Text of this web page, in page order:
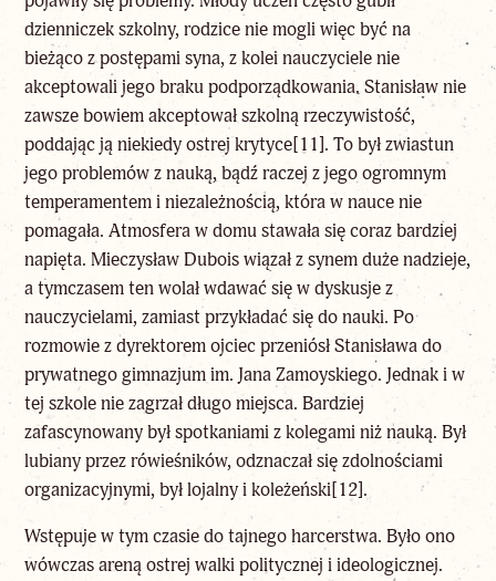
dzienniczek szkolny, rodzice nie mogli więc być na
bieżąco z postępami syna, z kolei nauczyciele nie
akceptowali jego braku podporządkowania. Stanisław nie
zawsze bowiem akceptował szkolną rzeczywistość,
poddając ją niekiedy ostrej krytyce[11]. To był zwiastun
jego problemów z nauką, bądź raczej z jego ogromnym
temperamentem i niezależnością, która w nauce nie
pomagała. Atmosfera w domu stawała się coraz bardziej
napięta. Mieczysław Dubois wiązał z synem duże nadzieje,
a tymczasem ten wolał wdawać się w dyskusje z
nauczycielami, zamiast przykładać się do nauki. Po
rozmowie z dyrektorem ojciec przeniósł Stanisława do
prywatnego gimnazjum im. Jana Zamoyskiego. Jednak i w
tej szkole nie zagrzał długo miejsca. Bardziej
zafascynowany był spotkaniami z kolegami niż nauką. Był
lubiany przez rówieśników, odznaczał się zdolnościami
organizacyjnymi, był lojalny i koleżeński[12].
Wstępuje w tym czasie do tajnego harcerstwa. Było ono
wówczas areną ostrej walki politycznej i ideologicznej.